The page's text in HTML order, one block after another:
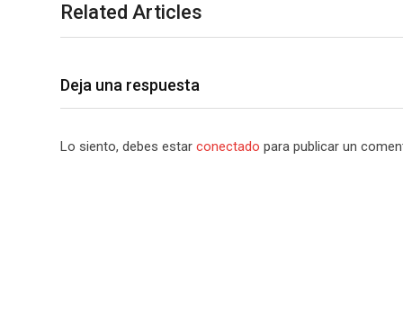
Related Articles
Deja una respuesta
Lo siento, debes estar conectado para publicar un